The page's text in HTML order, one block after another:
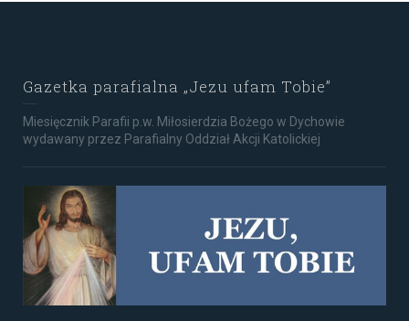
Gazetka parafialna „Jezu ufam Tobie”
Miesięcznik Parafii p.w. Miłosierdzia Bożego w Dychowie
wydawany przez Parafialny Oddział Akcji Katolickiej